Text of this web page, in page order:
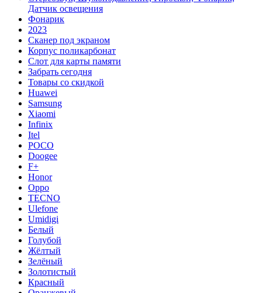
Датчик освещения
Фонарик
2023
Сканер под экраном
Корпус поликарбонат
Слот для карты памяти
Забрать сегодня
Товары со скидкой
Huawei
Samsung
Xiaomi
Infinix
Itel
POCO
Doogee
F+
Honor
Oppo
TECNO
Ulefone
Umidigi
Белый
Голубой
Жёлтый
Зелёный
Золотистый
Красный